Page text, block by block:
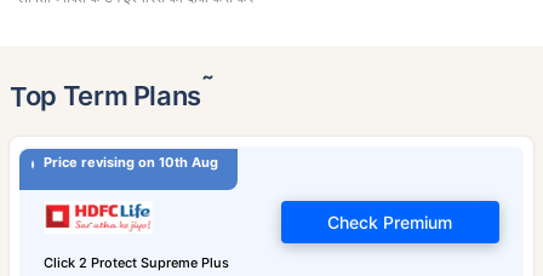
Top Term Plans˜
Price revising on 10th Aug
Click 2 Protect Supreme Plus
Check Premium